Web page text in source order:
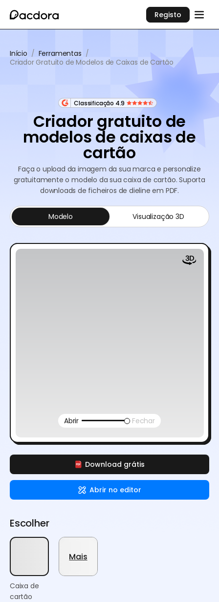
Registo
Início / Ferramentas /
Criador Gratuito de Modelos de Caixas de Cartão
Classificação 4.9
Criador gratuito de
modelos de caixas de
cartão
Faça o upload da imagem da sua marca e personalize
gratuitamente o modelo da sua caixa de cartão. Suporta
downloads de ficheiros de dieline em PDF.
Download grátis
Abrir no editor
Modelo Visualização 3D
Abrir Fechar
Escolher
Caixa de
cartão
Mais